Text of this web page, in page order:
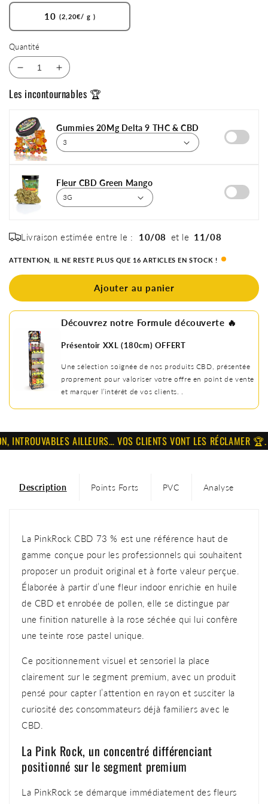
10 (2,20€/ g )
Quantité
Réduire
quantité
PinkRock
CBD
Augmenter
quantité
PinkRock
CBD
Les incontournables 🏆
Gummies 20Mg Delta 9 THC & CBD
Fleur CBD Green Mango
Livraison estimée entre le : 10/08 et le 11/08
ATTENTION, IL NE RESTE PLUS QUE 16 ARTICLES EN STOCK !
Ajouter au panier
Découvrez notre Formule découverte 🔥
Présentoir XXL (180cm) OFFERT
Une sélection soignée de nos produits CBD, présentée
proprement pour valoriser votre offre en point de vente
et marquer l’intérêt de vos clients. .
AILLEURS… VOS CLIENTS VONT LES RÉCLAMER 🏆.
Description Points Forts PVC Analyse
La PinkRock CBD 73 % est une référence haut de
gamme conçue pour les professionnels qui souhaitent
proposer un produit original et à forte valeur perçue.
Élaborée à partir d’une fleur indoor enrichie en huile
de CBD et enrobée de pollen, elle se distingue par
une finition naturelle à la rose séchée qui lui confère
une teinte rose pastel unique.
Ce positionnement visuel et sensoriel la place
clairement sur le segment premium, avec un produit
pensé pour capter l’attention en rayon et susciter la
curiosité des consommateurs déjà familiers avec le
CBD.
La Pink Rock, un concentré différenciant
positionné sur le segment premium
La PinkRock se démarque immédiatement des fleurs